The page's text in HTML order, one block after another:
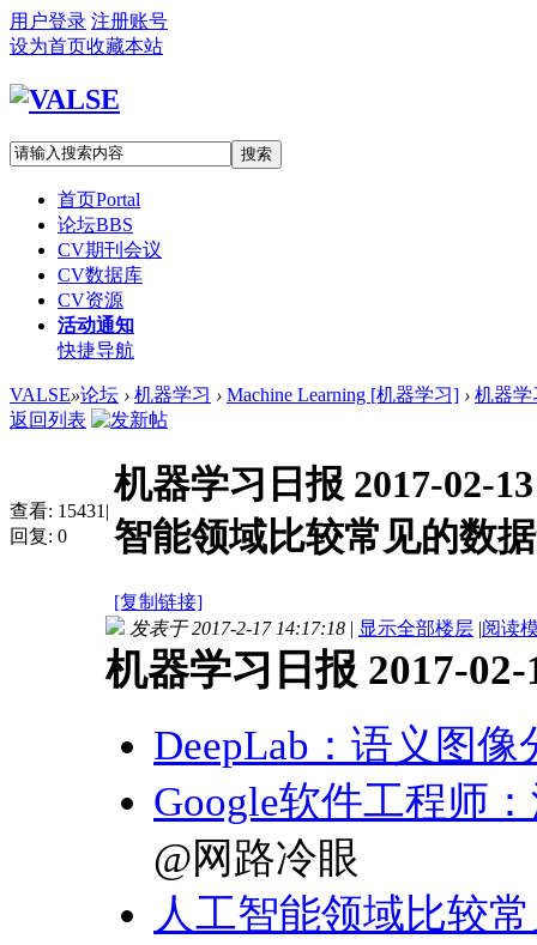
用户登录 注册账号
设为首页收藏本站
搜索
首页Portal
论坛BBS
CV期刊会议
CV数据库
CV资源
活动通知
快捷导航
VALSE»论坛 › 机器学习 › Machine Learning [机器学习] › 机器学
返回列表
查看: 15431 |
回复: 0
机器学习日报 2017-02-
智能领域比较常见的数
[复制链接]
发表于 2017-2-17 14:17:18 | 显示全部楼层 |阅读
机器学习日报 2017-02-
DeepLab：语义图像
Google软件工程师
@网路冷眼
人工智能领域比较